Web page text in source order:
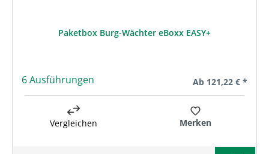
Paketbox Burg-Wächter eBoxx EASY+
6 Ausführungen Regulärer Preis:
Ab 121,22 € *
Vergleichen Merken